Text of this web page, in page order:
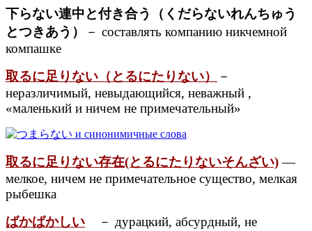
下らない連中と付き合う（くだらないれんちゅう
とつきあう）
－ составлять компанию никчемной
компашке
取るに足りない（とるにたりない）
－
неразличимый, невыдающийся, неважный ,
«маленький и ничем не примечательный»
取るに足りない存在(とるにたりないそんざい) —
мелкое, ничем не примечательное существо, мелкая
рыбешка
ばかばかしい － дурацкий, абсурдный, не